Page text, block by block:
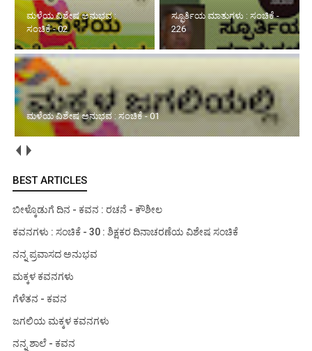
ಮಳೆಯ ವಿಶೇಷ ಅನುಭವ :
ಸಂಚಿಕೆ - 02
ಸ್ಫೂರ್ತಿಯ ಮಾತುಗಳು : ಸಂಚಿಕೆ -
226
ಮಳೆಯ ವಿಶೇಷ ಅನುಭವ : ಸಂಚಿಕೆ - 01
BEST ARTICLES
ಬೀಳ್ಕೊಡುಗೆ ದಿನ - ಕವನ : ರಚನೆ - ಕೌಶೀಲ
ಕವನಗಳು : ಸಂಚಿಕೆ - 30 : ಶಿಕ್ಷಕರ ದಿನಾಚರಣೆಯ ವಿಶೇಷ ಸಂಚಿಕೆ
ನನ್ನ ಪ್ರವಾಸದ ಅನುಭವ
ಮಕ್ಕಳ ಕವನಗಳು
ಗೆಳೆತನ - ಕವನ
ಜಗಲಿಯ ಮಕ್ಕಳ ಕವನಗಳು
ನನ್ನ ಶಾಲೆ - ಕವನ